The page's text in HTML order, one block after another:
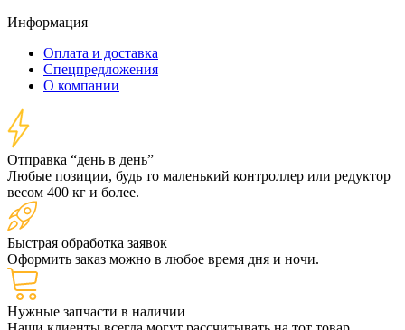
Информация
Оплата и доставка
Спецпредложения
О компании
Отправка “день в день”
Любые позиции, будь то маленький контроллер или редуктор
весом 400 кг и более.
Быстрая обработка заявок
Оформить заказ можно в любое время дня и ночи.
Нужные запчасти в наличии